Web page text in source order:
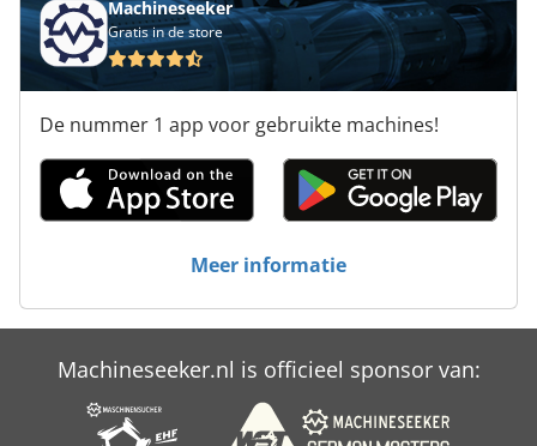
Modig Ubm 30
Pramac Gbl 30
Promag 30 F
Qas 30
Volvo L 30
Yanmar C 30 R
Zimmermann Fz 30
Machineseeker
Gratis in de store
De nummer 1 app voor gebruikte machines!
Meer informatie
Machineseeker.nl is officieel sponsor van: